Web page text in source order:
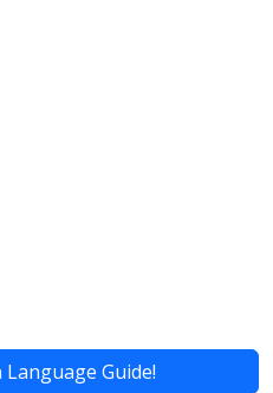
Guide!